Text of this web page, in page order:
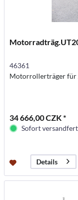
46361
Motorrollerträger für
34 666,00 CZK *
Sofort
Details